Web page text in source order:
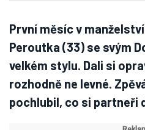
První měsíc v
Peroutka (33) se svým
velkém stylu. Dali si
rozhodně ne levné.
pochlubil, co si partneři